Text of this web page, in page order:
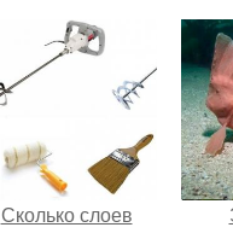
Сколько слоев